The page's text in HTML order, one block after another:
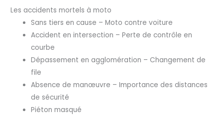
Les accidents mortels à moto
Sans tiers en cause – Moto contre voiture
Accident en intersection – Perte de contrôle en
courbe
Dépassement en agglomération – Changement de
file
Absence de manœuvre – Importance des distances
de sécurité
Piéton masqué